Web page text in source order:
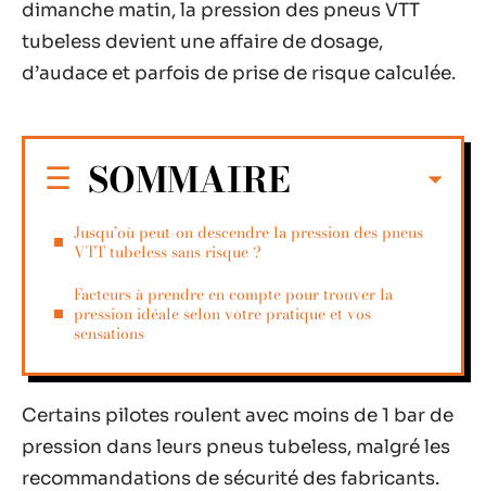
dimanche matin, la pression des pneus VTT
tubeless devient une affaire de dosage,
d’audace et parfois de prise de risque calculée.
SOMMAIRE
Jusqu’où peut-on descendre la pression des pneus
VTT tubeless sans risque ?
Facteurs à prendre en compte pour trouver la
pression idéale selon votre pratique et vos
sensations
Certains pilotes roulent avec moins de 1 bar de
pression dans leurs pneus tubeless, malgré les
recommandations de sécurité des fabricants.